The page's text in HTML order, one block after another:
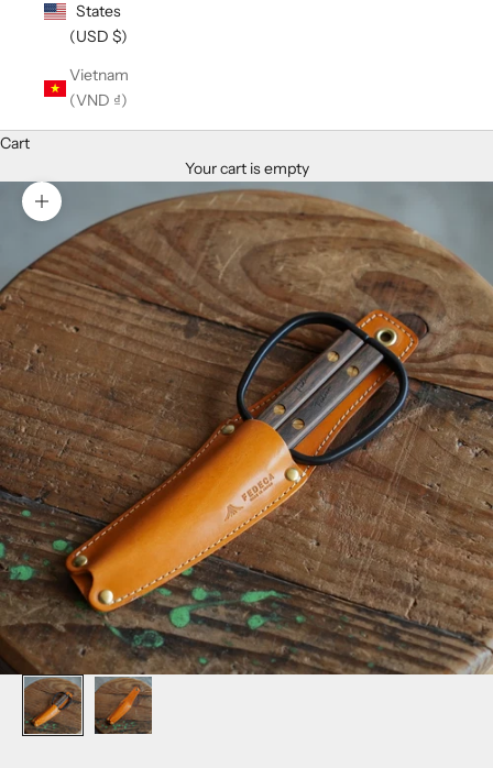
States
(USD $)
Vietnam
(VND ₫)
Cart
Your cart is empty
Zoom picture